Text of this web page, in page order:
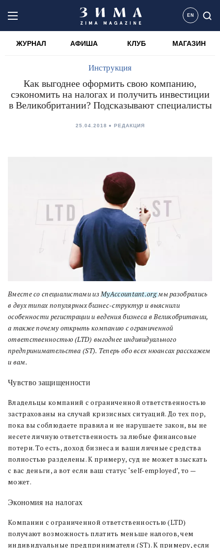
EN
ЖУРНАЛ АФИША КЛУБ МАГАЗИН
Инструкция
Как выгоднее оформить свою компанию,
сэкономить на налогах и получить инвестиции
в Великобритании? Подсказывают специалисты
25.04.2018 РЕДАКЦИЯ
Вместе со специалистами изMyAccountant.orgмы разобрались
в двух типах популярных бизнес-структур и выяснили
особенности регистрации и ведения бизнеса в Великобритании,
а также почему открыть компанию с ограниченной
ответственностью (LTD) выгоднее индивидуального
предпринимательства (ST). Теперь обо всех нюансах расскажем
и вам.
Чувство защищенности
Владельцы компаний с ограниченной ответственностью
застрахованы на случай кризисных ситуаций. До тех пор,
пока вы соблюдаете правила и не нарушаете закон, вы не
несете личную ответственность за любые финансовые
потери. То есть, доход бизнеса и ваши личные средства
полностью разделены. К примеру, суд не может взыскать
с вас деньги, а вот если ваш статус ‘self-employed’, то —
может.
Экономия на налогах
Компании с ограниченной ответственностью (LTD)
получают возможность платить меньше налогов, чем
индивидуальные предприниматели (ST). К примеру, если